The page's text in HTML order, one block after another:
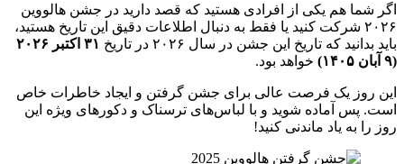
اگر شما هم یکی از افرادی هستید که قصد دارید در جشن هالووین
۲۰۲۶ شرکت کنید یا فقط به دنبال اطلاعات دقیق این تاریخ هستید،
باید بدانید که تاریخ این جشن در سال ۲۰۲۶ در تاریخ
۳۱ اکتبر ۲۰۲۶
(۹ آبان ۱۴۰۵)
خواهد بود.
این روز یک فرصت عالی برای جشن گرفتن و ایجاد خاطرات خاص
است. پس آماده شوید و با لباس‌های ترسناک و دکورهای ویژه این
روز را به یاد ماندنی کنید!